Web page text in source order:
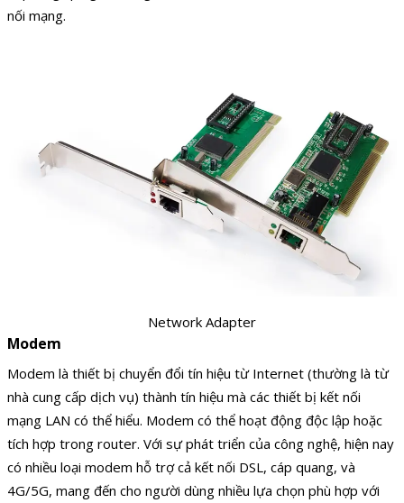
nối mạng.
Network Adapter
Modem
Modem là thiết bị chuyển đổi tín hiệu từ Internet (thường là từ
nhà cung cấp dịch vụ) thành tín hiệu mà các thiết bị kết nối
mạng LAN có thể hiểu. Modem có thể hoạt động độc lập hoặc
tích hợp trong router. Với sự phát triển của công nghệ, hiện nay
có nhiều loại modem hỗ trợ cả kết nối DSL, cáp quang, và
4G/5G, mang đến cho người dùng nhiều lựa chọn phù hợp với